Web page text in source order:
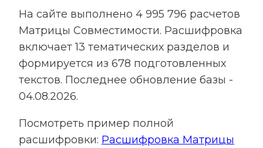
На сайте выполнено 4 995 796 расчетов
Матрицы Совместимости. Расшифровка
включает13 тематических разделов и
формируется из 678 подготовленных
текстов. Последнее обновление базы -
04.08.2026.
Посмотреть пример полной
расшифровки: Расшифровка Матрицы